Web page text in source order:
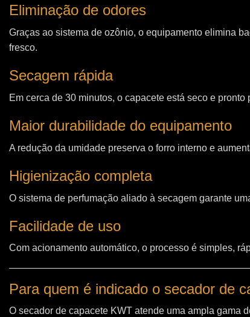
Eliminação de odores
Graças ao sistema de ozônio, o equipamento elimina
fresco.
Secagem rápida
Em cerca de 30 minutos, o capacete está seco e
Maior durabilidade do equipamento
A redução da umidade preserva o forro interno e
Higienização completa
O sistema de perfumação aliado à secagem garante
Facilidade de uso
Com acionamento automático, o processo é simples,
Para quem é indicado o secador de
O secador de capacete KWT atende uma ampla gama